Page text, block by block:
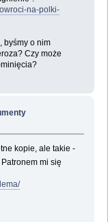
na-polki-
byśmy o nim
Czy może
kopie, ale takie -
mi się